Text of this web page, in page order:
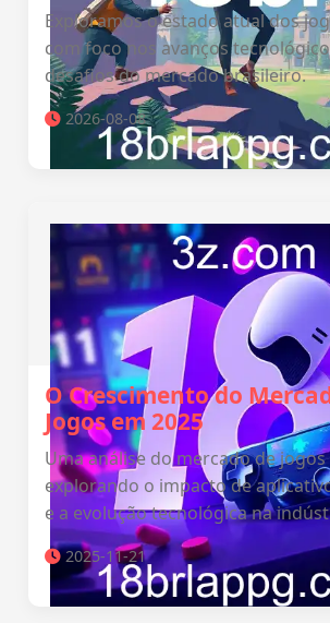
Exploramos o estado atual dos
com foco nos avanços
desafios do mercado brasileiro.
2026-08-08
O Crescimento do
Jogos em 2025
Uma análise do mercado de jogos
explorando o impacto de
e a evolução tecnológica na
2025-11-21